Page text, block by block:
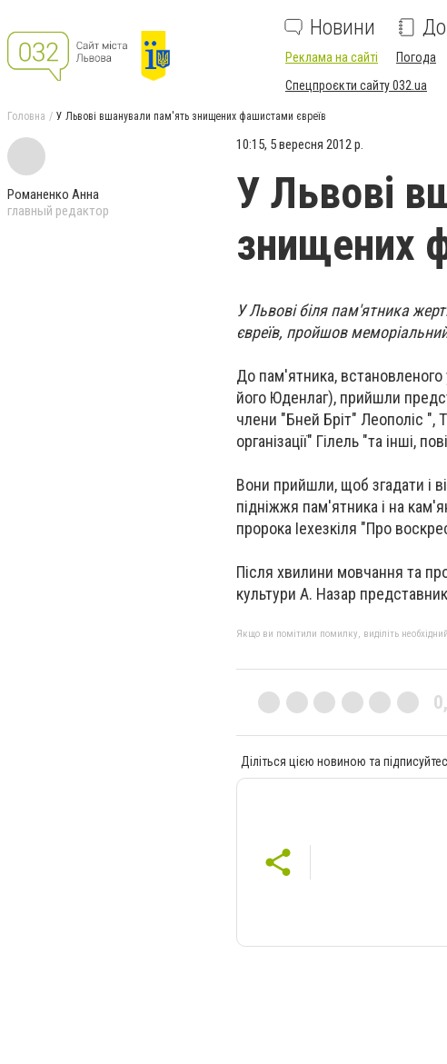
Новини
Реклама на сайті Погода
Спецпроєкти сайту 032.ua
Головна У Львові вшанували пам'ять знищених фашистами євреїв
Романенко Анна
главный редактор
10:15, 5 вересня 2012 р.
У Львові
знищених
У Львові біля пам'ятника
євреїв, пройшов
До пам'ятника, встановленого
його Юденлаг), прийшли
члени "Бней Бріт" Леополіс ",
організації" Гілель "та інші,
Вони прийшли, щоб згадати і
підніжжя пам'ятника і на
пророка Іехезкіля "Про
Після хвилини мовчання та
культури А. Назар
Якщо ви помітили помилку, виділіть
Діліться цією новиною та